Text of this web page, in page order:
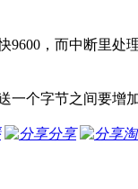
9600，而中断里处
一个字节之间要增
分享